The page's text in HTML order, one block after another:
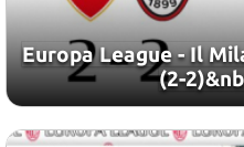
Europa League - Il
(2-